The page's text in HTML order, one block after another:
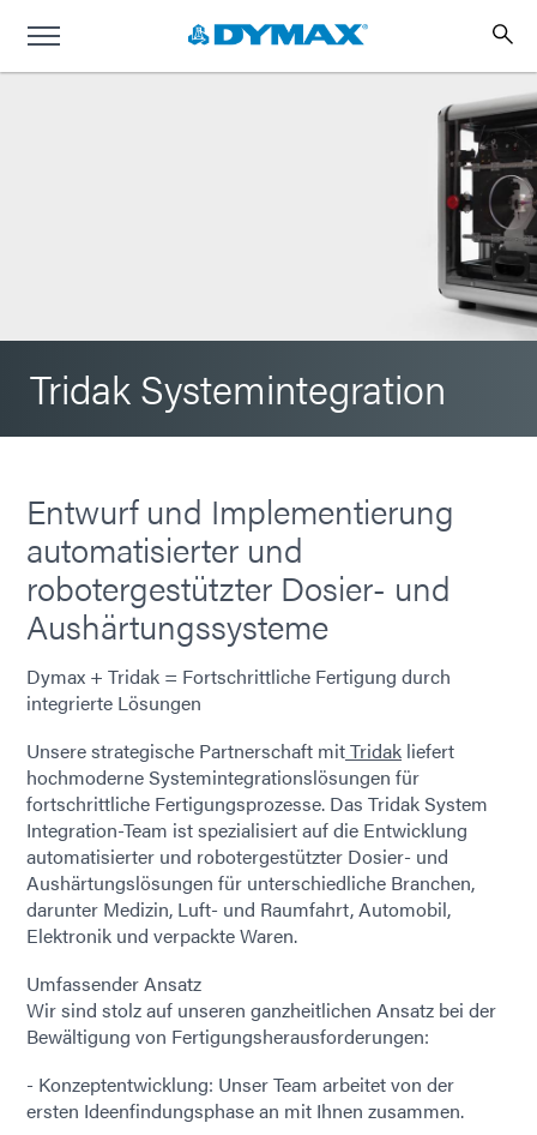
Tridak Systemintegration
Entwurf und Implementierung
automatisierter und
robotergestützter Dosier- und
Aushärtungssysteme
Dymax + Tridak = Fortschrittliche Fertigung durch
integrierte Lösungen
Unsere strategische Partnerschaft mitTridak liefert
hochmoderne Systemintegrationslösungen für
fortschrittliche Fertigungsprozesse. Das Tridak System
Integration-Team ist spezialisiert auf die Entwicklung
automatisierter und robotergestützter Dosier- und
Aushärtungslösungen für unterschiedliche Branchen,
darunter Medizin, Luft- und Raumfahrt, Automobil,
Elektronik und verpackte Waren.
Umfassender Ansatz
Wir sind stolz auf unseren ganzheitlichen Ansatz bei der
Bewältigung von Fertigungsherausforderungen:
- Konzeptentwicklung: Unser Team arbeitet von der
ersten Ideenfindungsphase an mit Ihnen zusammen.